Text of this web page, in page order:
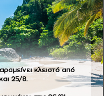
τους χώρους τους.
τα κουφέτα